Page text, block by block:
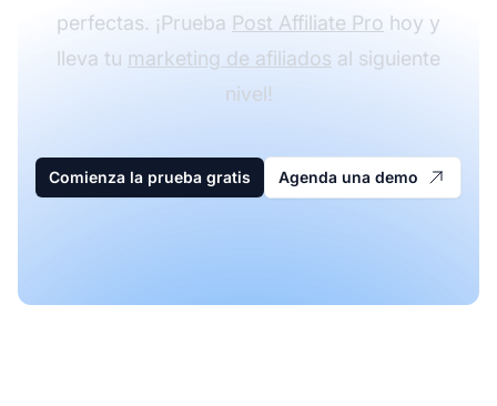
perfectas. ¡Prueba Post Affiliate Pro hoy y
lleva tu marketing de afiliados al siguiente
nivel!
Comienza la prueba gratis Agenda una demo